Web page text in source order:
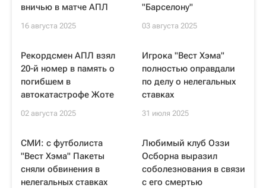
вничью в матче АПЛ
16 августа 2025
"Барселону"
03 августа 2025
Рекордсмен АПЛ взял
20-й номер в память о
погибшем в
автокатастрофе Жоте
02 августа 2025
Игрока "Вест Хэма"
полностью оправдали
по делу о нелегальных
ставках
31 июля 2025
СМИ: с футболиста
"Вест Хэма" Пакеты
сняли обвинения в
нелегальных ставках
Любимый клуб Оззи
Осборна выразил
соболезнования в связи
с его смертью